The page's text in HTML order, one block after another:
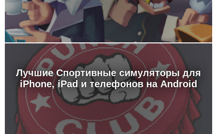
Лучшие Спортивные симуляторы для
iPhone, iPad и телефонов на Android